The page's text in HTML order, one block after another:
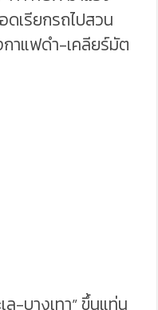
เรียกรถไปสวน
กาแฟดำ-เคลียร์มัต
-บางเทา” ขึ้นแท่น